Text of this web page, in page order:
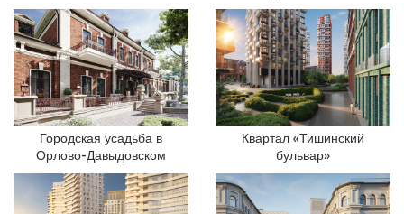
Городская усадьба в
Орлово-Давыдовском
Квартал «Тишинский
бульвар»